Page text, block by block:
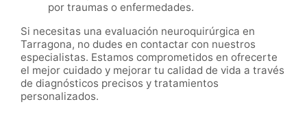
por traumas o enfermedades.
Si necesitas una evaluación neuroquirúrgica en
Tarragona, no dudes en contactar con nuestros
especialistas. Estamos comprometidos en ofrecerte
el mejor cuidado y mejorar tu calidad de vida a través
de diagnósticos precisos y tratamientos
personalizados.